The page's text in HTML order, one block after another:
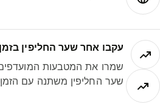
עקבו אחר שער החליפין בזמן
שמרו את המטבעות המועדפים
שער החליפין משתנה עם הזמן.